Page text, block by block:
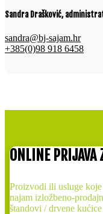
Sandra Drašković,
sandra@bj-sajam.hr
+385(0)98 918 6458
ONLINE PRIJAVA
Proizvodi ili usluge
najam izložbeno-
štandovi / drvene